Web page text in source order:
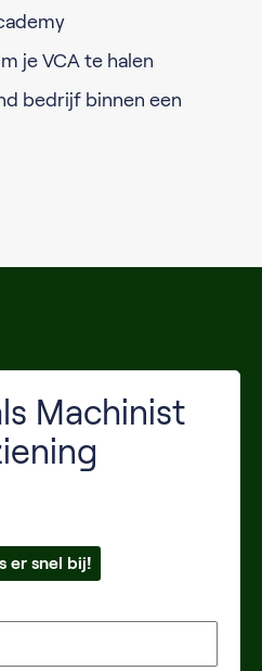
je VCA te halen
bedrijf binnen een
Machinist
er snel bij!